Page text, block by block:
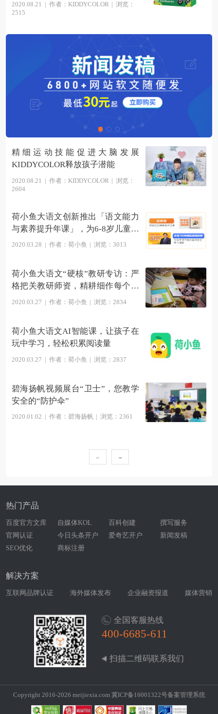
2020.08.21 | 作者：KIDDYCOLOR | 浏览：
2515
精细运动技能促进大脑发展
KIDDYCOLOR释放孩子潜能
2020.08.21 | 作者：KIDDYCOLOR | 浏览：
2604
荷小鱼大语文创新推出「语文能力
与素养提升年课」，为6-8岁儿童定
制高阶成长体系
2020.03.28 | 作者：荷小鱼 | 浏览：3013
荷小鱼大语文“硬核”教研专访：严
格把关教研师资，精耕细作每个环
节
2020.03.27 | 作者：荷小鱼 | 浏览：2834
荷小鱼大语文AI智能课，让孩子在
玩中学习，轻松积累阅读量
2020.03.27 | 作者：荷小鱼 | 浏览：2837
碧海扬帆视频展台“卫士”，您教学
安全的“防护伞”
2020.01.02 | 作者：碧海扬帆 | 浏览：2361
← →
热门产品
百度官方文库 自媒体KOL 百科创建
撰写服务
官网认证
今日头条开户 爱奇艺开户
新闻发稿
SEO优化
商标注册
解决方案
互联网品牌认证 海外媒体发布 企业融资报道 媒体营销
全国客服热线
400-6685-611
扫描二维码联系我们
Copyright 2016-2026 meijiexia.com 冀ICP备16001322号备案管理系统